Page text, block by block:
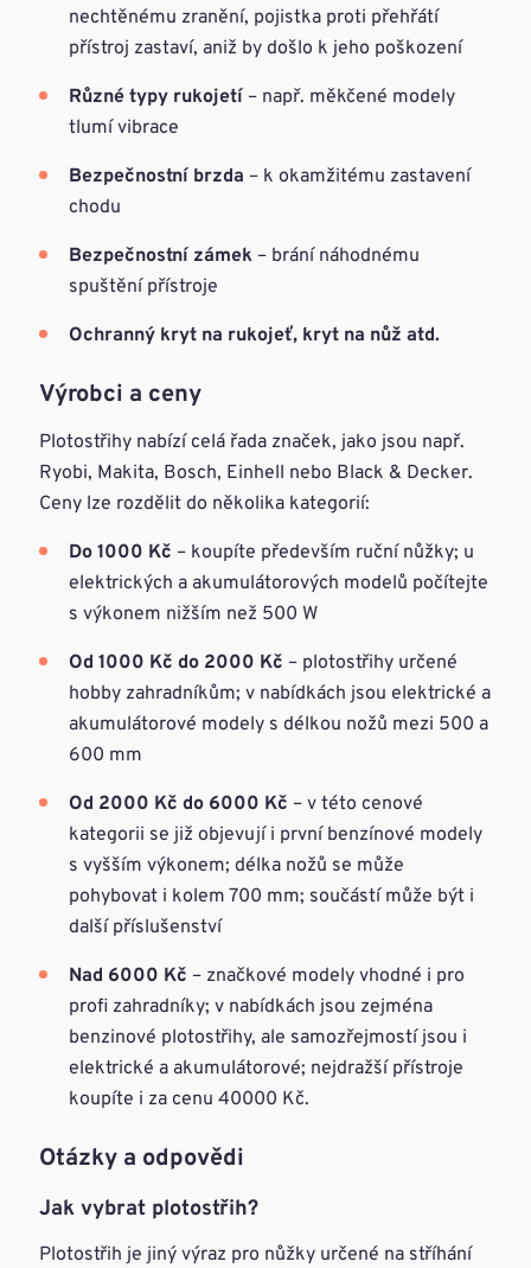
nechtěnému zranění, pojistka proti přehřátí
přístroj zastaví, aniž by došlo k jeho poškození
Různé typy rukojetí – např. měkčené modely
tlumí vibrace
Bezpečnostní brzda – k okamžitému zastavení
chodu
Bezpečnostní zámek – brání náhodnému
spuštění přístroje
Ochranný kryt na rukojeť, kryt na nůž atd.
Výrobci a ceny
Plotostřihy nabízí celá řada značek, jako jsou např.
Ryobi, Makita, Bosch, Einhell nebo Black & Decker.
Ceny lze rozdělit do několika kategorií:
Do 1000 Kč – koupíte především ruční nůžky; u
elektrických a akumulátorových modelů počítejte
s výkonem nižším než 500 W
Od 1000 Kč do 2000 Kč – plotostřihy určené
hobby zahradníkům; v nabídkách jsou elektrické a
akumulátorové modely s délkou nožů mezi 500 a
600 mm
Od 2000 Kč do 6000 Kč – v této cenové
kategorii se již objevují i první benzínové modely
s vyšším výkonem; délka nožů se může
pohybovat i kolem 700 mm; součástí může být i
další příslušenství
Nad 6000 Kč – značkové modely vhodné i pro
profi zahradníky; v nabídkách jsou zejména
benzinové plotostřihy, ale samozřejmostí jsou i
elektrické a akumulátorové; nejdražší přístroje
koupíte i za cenu 40000 Kč.
Otázky a odpovědi
Jak vybrat plotostřih?
Plotostřih je jiný výraz pro nůžky určené na stříhání